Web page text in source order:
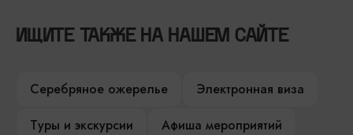
ИЩИТЕ ТАКЖЕ НА НАШЕМ САЙТЕ
Серебряное ожерелье
Электронная виза
Туры и экскурсии
Афиша мероприятий